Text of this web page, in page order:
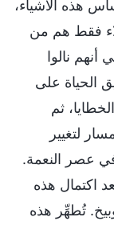
هذه الأشياء،
فقط هم من
أنهم نالوا
الحياة على
ثم
لتغيير
عصر النعمة.
اكتمال هذه
تُطهِّر هذه